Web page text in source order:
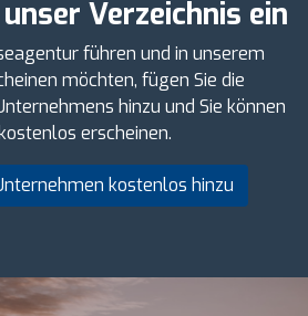
Verzeichnis ein
führen und in unserem
möchten, fügen Sie die
hinzu und Sie können
erscheinen.
kostenlos hinzu